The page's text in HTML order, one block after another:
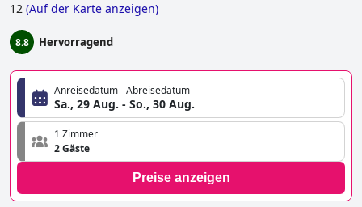
12 (Auf der Karte anzeigen)
8.8 Hervorragend
Anreisedatum - Abreisedatum
Sa., 29 Aug. - So., 30 Aug.
1 Zimmer
2 Gäste
Preise anzeigen